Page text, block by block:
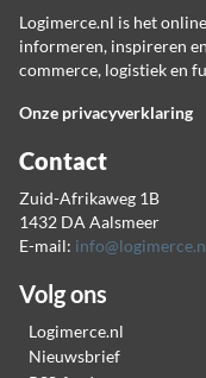
Logimerce.nl is het
informeren, inspireren
commerce, logistiek en
Onze privacyverklaring
Contact
Zuid-Afrikaweg 1B
1432 DA Aalsmeer
E-mail:
Volg ons
Logimerce.nl
Nieuwsbrief